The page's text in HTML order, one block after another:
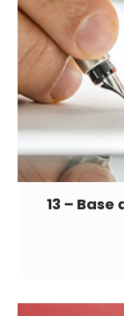
13 –